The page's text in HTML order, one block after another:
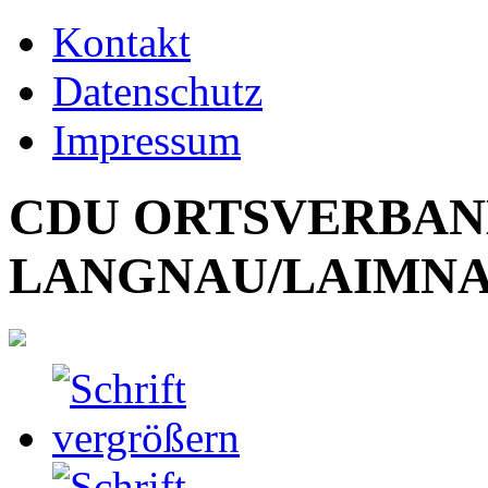
Kontakt
Datenschutz
Impressum
CDU
LANGNAU/